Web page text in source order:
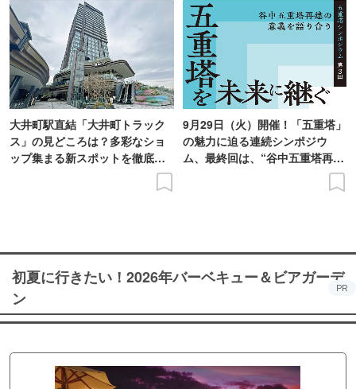
大井町駅直結「大井町トラック
ス」の見どころは？多彩なショ
ップ集まる新スポットを徹底解
9月29日（火）開催！「五重塔」
の魅力に迫る連続シンポジウ
ム、最終回は、“谷中五重塔再建
初夏に行きたい！2026年バーベキュー＆ビアガーデ
ン
PR